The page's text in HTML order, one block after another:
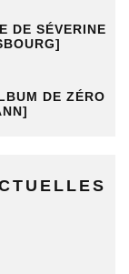
DE SÉVERINE
DE ZÉRO